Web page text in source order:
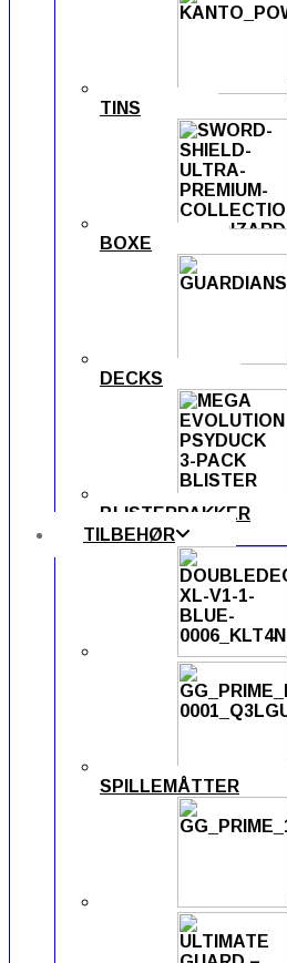
TINS
BOXE
DECKS
BLISTERPAKKER
TILBEHØR
SPILLEMÅTTER